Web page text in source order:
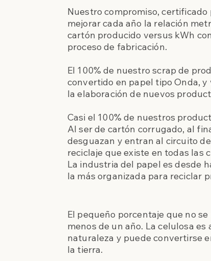
Nuestro compromiso, certificado
mejorar cada año la relación
cartón producido versus kWh
proceso de fabricación.
El 100% de nuestro scrap de
convertido en papel tipo Onda, y
la elaboración de nuevos
Casi el 100% de nuestros
Al ser de cartón corrugado, al
desguazan y entran al circuito
reciclaje que existe en todas las
La industria del papel es desde
la más organizada para reciclar
El pequeño porcentaje que no
menos de un año. La celulosa es
naturaleza y puede convertirse
la tierra.